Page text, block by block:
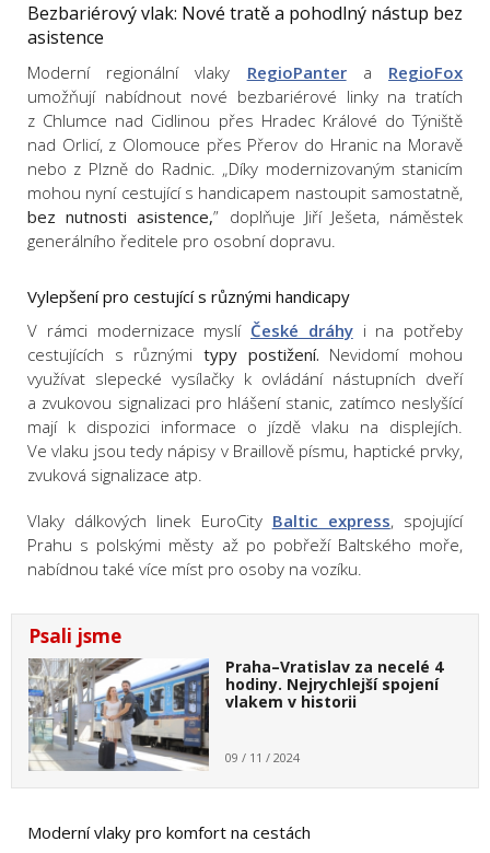
Bezbariérový vlak: Nové tratě a pohodlný nástup bez
asistence
Moderní regionální vlaky RegioPantera RegioFox
umožňují nabídnout nové bezbariérové linky na tratích
z Chlumce nad Cidlinou přes Hradec Králové do Týniště
nad Orlicí, z Olomouce přes Přerov do Hranic na Moravě
nebo z Plzně do Radnic. „Díky modernizovaným stanicím
mohou nyní cestující s handicapem nastoupit samostatně,
bez nutnosti asistence,” doplňuje Jiří Ješeta, náměstek
generálního ředitele pro osobní dopravu.
Vylepšení pro cestující s různými handicapy
V rámci modernizace myslí České dráhyi na potřeby
cestujících s různými typy postižení. Nevidomí mohou
využívat slepecké vysílačky k ovládání nástupních dveří
a zvukovou signalizaci pro hlášení stanic, zatímco neslyšící
mají k dispozici informace o jízdě vlaku na displejích.
Ve vlaku jsou tedy nápisy v Braillově písmu, haptické prvky,
zvuková signalizace atp.
Vlaky dálkových linek EuroCity Baltic express, spojující
Prahu s polskými městy až po pobřeží Baltského moře,
nabídnou také více míst pro osoby na vozíku.
Psali jsme
Praha–Vratislav za necelé 4
hodiny. Nejrychlejší spojení
vlakem v historii
09 / 11 / 2024
Moderní vlaky pro komfort na cestách